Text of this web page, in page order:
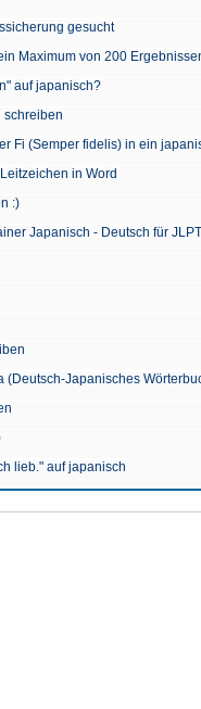
gesucht
Maximum von 200
auf japanisch?
schreiben
Fi (Semper fidelis) in ein
in Word
:)
Japanisch - Deutsch für
(Deutsch-Japanisches
lieb." auf japanisch